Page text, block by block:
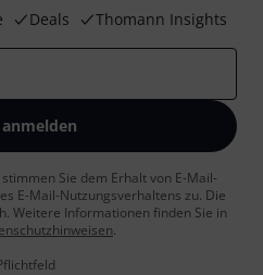
Deals Thomann Insights
Sie dem Erhalt von E-Mail-
E-Mail-Nutzungsverhaltens zu. Die
Weitere Informationen finden Sie in
.